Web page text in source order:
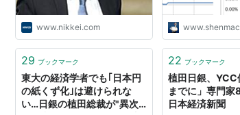
www.nikkei.com
29 ブックマーク
東大の経済学者でも｢日本円
の紙くず化｣は避けられな
い…日銀の植田総裁が"異次
22 ブックマーク
植田日銀、YCC
までに」専門家
日本経済新聞